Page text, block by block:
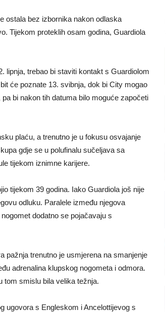
ostala bez izbornika nakon odlaska
Tijekom proteklih osam godina, Guardiola
lipnja, trebao bi staviti kontakt s Guardiolom
će poznate 13. svibnja, dok bi City mogao
bi nakon tih datuma bilo moguće započeti
plaću, a trenutno je u fokusu osvajanje
gdje se u polufinalu sučeljava sa
tijekom iznimne karijere.
tijekom 39 godina. Iako Guardiola još nije
odluku. Paralele između njegova
dodatno se pojačavaju s
pažnja trenutno je usmjerena na smanjenje
adrenalina klupskog nogometa i odmora.
tom smislu bila velika težnja.
ugovora s Engleskom i Ancelottijevog s